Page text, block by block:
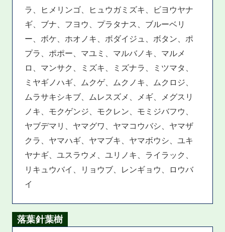
ラ、ヒメリンゴ、ヒュウガミズキ、ビヨウヤナ
ギ、ブナ、フヨウ、プラタナス、ブルーベリ
ー、ボケ、ホオノキ、ボダイジュ、ボタン、ポ
プラ、ポポー、マユミ、マルバノキ、マルメ
ロ、マンサク、ミズキ、ミズナラ、ミツマタ、
ミヤギノハギ、ムクゲ、ムクノキ、ムクロジ、
ムラサキシキブ、ムレスズメ、メギ、メグスリ
ノキ、モクゲンジ、モクレン、モミジバフウ、
ヤブデマリ、ヤマグワ、ヤマコウバシ、ヤマザ
クラ、ヤマハギ、ヤマブキ、ヤマボウシ、ユキ
ヤナギ、ユスラウメ、ユリノキ、ライラック、
リキュウバイ、リョウブ、レンギョウ、ロウバ
イ
落葉針葉樹